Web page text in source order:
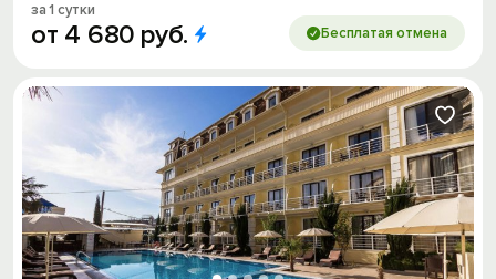
за 1 сутки
от 4 680 руб. Бесплатая отмена